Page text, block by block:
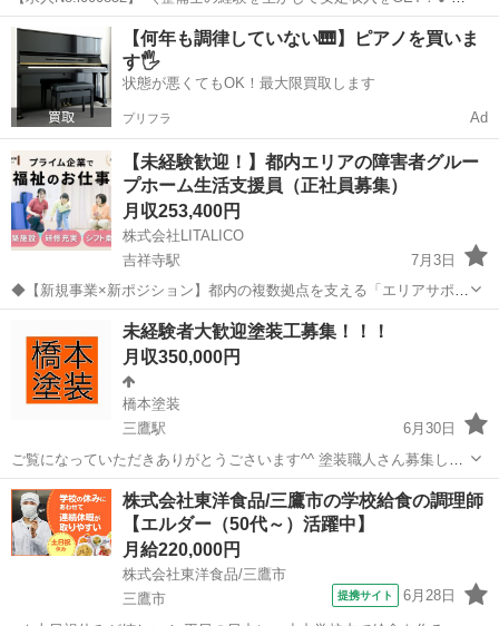
👉ここがポイント 🚩火・水休みでプライベートも充実！残業ほぼなし
で働きやすい環境♪ 🚩月収366,000円以上可！技術を正当に評価しま...
東京 三鷹市 その他 ディーラー
【何年も調律していない🎹】ピアノを買いま
す🖐️
状態が悪くてもOK！最大限買取します
プリフラ Ad
【未経験歓迎！】都内エリアの障害者グルー
プホーム生活支援員（正社員募集）
月収253,400円
株式会社LITALICO
吉祥寺駅
7月3日
◆【新規事業×新ポジション】都内の複数拠点を支える「エリアサポー
ト生活支援員」を正社員で募集！◆ 「固定の場所にとらわれず、幅広
い経験を積みたい」 「自分のスキルで多くの拠点の安心を守りたい」
重度障害者向けグ...
吉祥寺駅 介護士
未経験者大歓迎塗装工募集！！！
月収350,000円
橋本塗装
三鷹駅
6月30日
ご覧になっていただきありがとうごさいます^^ 塗装職人さん募集して
ます^^ 素人さんでも大歓迎です！ 日給月給 9000円から18000円 経験
考慮します！ ※勤務時間 各現場8:30から17:0...
東京 三鷹市 三鷹駅 その他
株式会社東洋食品/三鷹市の学校給食の調理師
【エルダー（50代～）活躍中】
月給220,000円
株式会社東洋食品/三鷹市
三鷹市
提携サイト 6月28日